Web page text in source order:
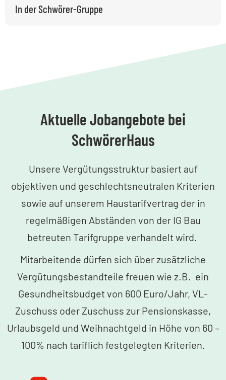
In der Schwörer-Gruppe
Aktuelle Jobangebote bei
SchwörerHaus
Unsere Vergütungsstruktur basiert auf
objektiven und geschlechtsneutralen Kriterien
sowie auf unserem Haustarifvertrag der in
regelmäßigen Abständen von der IG Bau
betreuten Tarifgruppe verhandelt wird.
Mitarbeitende dürfen sich über zusätzliche
Vergütungsbestandteile freuen wie z.B. ein
Gesundheitsbudget von 600 Euro/Jahr, VL-
Zuschuss oder Zuschuss zur Pensionskasse,
Urlaubsgeld und Weihnachtgeld in Höhe von 60 –
100% nach tariflich festgelegten Kriterien.